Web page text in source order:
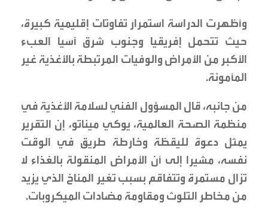
وأظهرت الدراسة استمرار تفاوتات إقليمية كبيرة،
حيث تتحمل إفريقيا وجنوب شرق آسيا العبء
الأكبر من الأمراض والوفيات المرتبطة بالأغذية غير
المأمونة.
من جانبه، قال المسؤول الفني لسلامة الأغذية في
منظمة الصحة العالمية، يوكي ميناتو، إن التقرير
يمثل دعوة لليقظة وخارطة طريق في الوقت
نفسه، مشيرا إلى أن الأمراض المنقولة بالغذاء لا
تزال مستمرة وتتفاقم بسبب تغير المناخ الذي يزيد
من مخاطر التلوث ومقاومة مضادات الميكروبات.